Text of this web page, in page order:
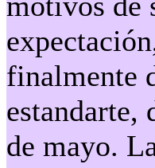
finalmente
estandarte,
de mayo.